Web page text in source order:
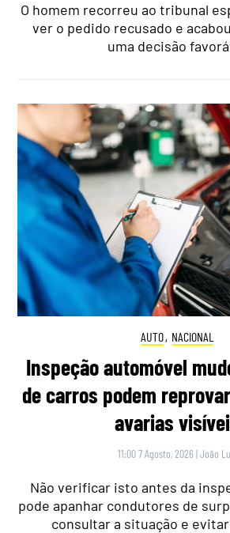
O homem recorreu ao tribunal
ver o pedido recusado e
uma decisão
AUTO, NACIONAL
Inspeção automóvel
de carros podem
avarias
11:00 7 Agosto, 2026 |João
Não verificar isto antes da
pode apanhar condutores de
consultar a situação e